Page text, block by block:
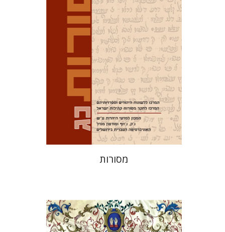
הנחת אתר ספר מודפס
$35
$32
מסורות